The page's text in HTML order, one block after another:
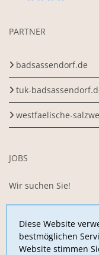
PARTNER
badsassendorf.de
tuk-
westfaelische-
JOBS
Wir suchen Sie!
begeisterungsfähig
Arbeitskraft
Diese Website
bestmöglichen
Website stimmen